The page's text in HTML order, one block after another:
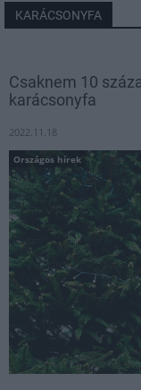
KARÁCSONYFA
Csaknem 10
karácsonyfa
2022.11.18
Országos hírek